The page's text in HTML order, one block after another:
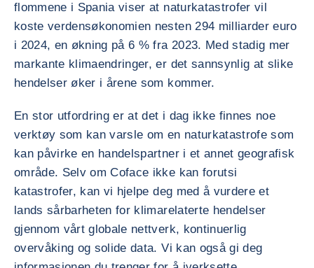
flommene i Spania viser at naturkatastrofer vil
koste verdensøkonomien nesten 294 milliarder euro
i 2024, en økning på 6 % fra 2023. Med stadig mer
markante klimaendringer, er det sannsynlig at slike
hendelser øker i årene som kommer.
En stor utfordring er at det i dag ikke finnes noe
verktøy som kan varsle om en naturkatastrofe som
kan påvirke en handelspartner i et annet geografisk
område. Selv om Coface ikke kan forutsi
katastrofer, kan vi hjelpe deg med å vurdere et
lands sårbarheten for klimarelaterte hendelser
gjennom vårt globale nettverk, kontinuerlig
overvåking og solide data. Vi kan også gi deg